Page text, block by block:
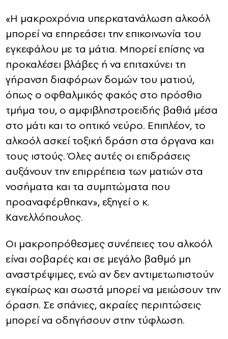
«Η μακροχρόνια υπερκατανάλωση αλκοόλ
μπορεί να επηρεάσει την επικοινωνία του
εγκεφάλου με τα μάτια. Μπορεί επίσης να
προκαλέσει βλάβες ή να επιταχύνει τη
γήρανση διαφόρων δομών του ματιού,
όπως ο οφθαλμικός φακός στο πρόσθιο
τμήμα του, ο αμφιβληστροειδής βαθιά μέσα
στο μάτι και το οπτικό νεύρο. Επιπλέον, το
αλκοόλ ασκεί τοξική δράση στα όργανα και
τους ιστούς. Όλες αυτές οι επιδράσεις
αυξάνουν την επιρρέπεια των ματιών στα
νοσήματα και τα συμπτώματα που
προαναφέρθηκαν», εξηγεί ο κ.
Κανελλόπουλος.
Οι μακροπρόθεσμες συνέπειες του αλκοόλ
είναι σοβαρές και σε μεγάλο βαθμό μη
αναστρέψιμες, ενώ αν δεν αντιμετωπιστούν
εγκαίρως και σωστά μπορεί να μειώσουν την
όραση. Σε σπάνιες, ακραίες περιπτώσεις
μπορεί να οδηγήσουν στην τύφλωση.